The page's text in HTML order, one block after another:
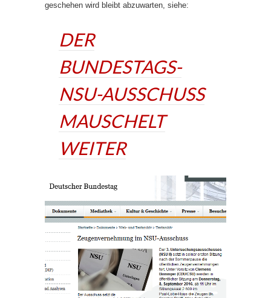
geschehen wird bleibt abzuwarten, siehe:
DER
BUNDESTAGS-
NSU-AUSSCHUSS
MAUSCHELT
WEITER